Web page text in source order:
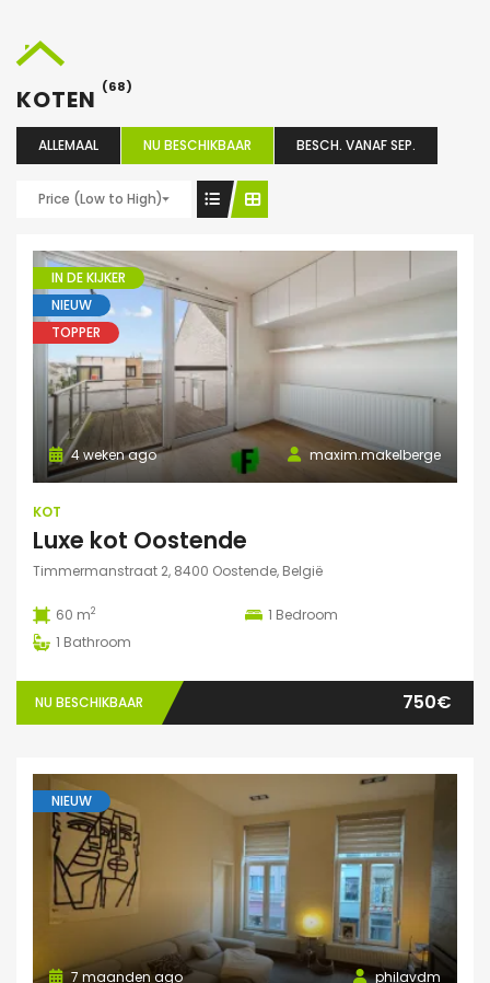
KOTEN (68)
ALLEMAAL NU BESCHIKBAAR BESCH. VANAF SEP.
Price (Low to High)
IN DE KIJKER
NIEUW
TOPPER
maxim.makelberge
4 weken ago
KOT
Luxe kot Oostende
Timmermanstraat 2, 8400 Oostende, België
60 m2 1 Bedroom
1 Bathroom
NU BESCHIKBAAR 750€
NIEUW
philavdm
7 maanden ago